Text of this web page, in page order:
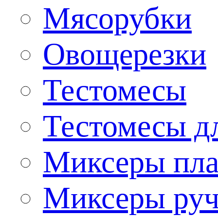
Мясорубки
Овощерезки
Тестомесы
Тестомесы
Миксеры
Миксеры